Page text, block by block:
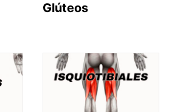
Glúteos